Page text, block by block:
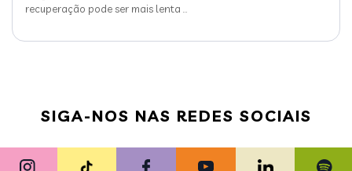
recuperação pode ser mais lenta
SIGA-NOS NAS REDES SOCIAIS